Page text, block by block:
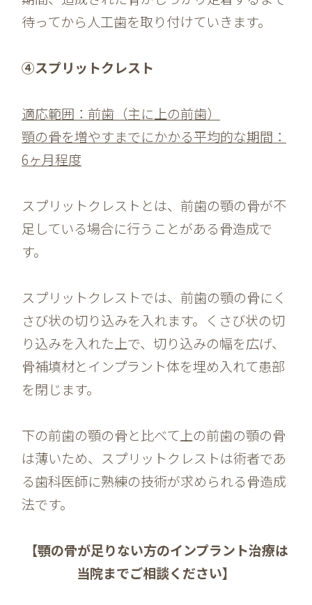
待ってから人工歯を取り付けていきます。
④スプリットクレスト
適応範囲：前歯（主に上の前歯）
顎の骨を増やすまでにかかる平均的な期間：
6ヶ月程度
スプリットクレストとは、前歯の顎の骨が不
足している場合に行うことがある骨造成で
す。
スプリットクレストでは、前歯の顎の骨にく
さび状の切り込みを入れます。くさび状の切
り込みを入れた上で、切り込みの幅を広げ、
骨補填材とインプラント体を埋め入れて患部
を閉じます。
下の前歯の顎の骨と比べて上の前歯の顎の骨
は薄いため、スプリットクレストは術者であ
る歯科医師に熟練の技術が求められる骨造成
法です。
【顎の骨が足りない方のインプラント治療は
当院までご相談ください】